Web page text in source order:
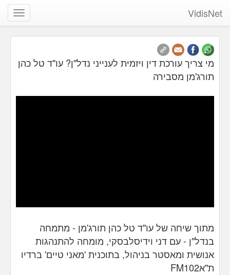
שנה
VidisNet
מי צריך עורכת דין ויזמית לענייני נדל"ן? עו"ד טל כהן
תורג'מן מסבירה
מתוך שיחה של עו"ד טל כהן תורג'מן - מתמחה
בנדל"ן - עם דני וידיסלבסקי, מומחה להתנהגות
אנושית ומאסטר בניהול, בתוכנית 'מאני טיים' ברדיו
ת"אFM102